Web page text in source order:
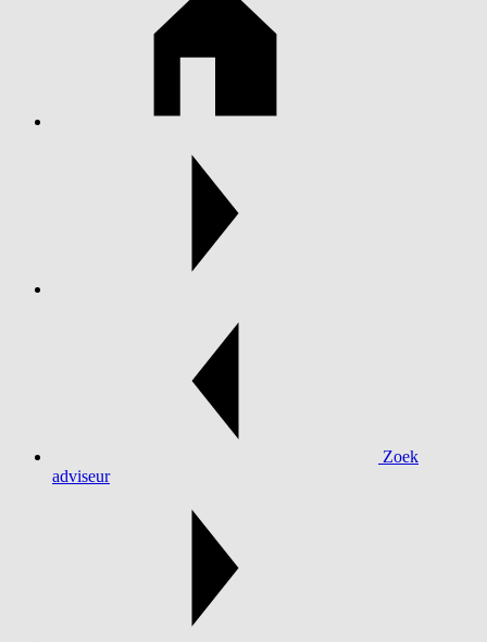
Zoek
adviseur